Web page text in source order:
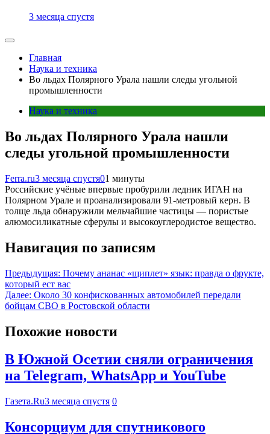
3 месяца спустя
Главная
Наука и техника
Во льдах Полярного Урала нашли следы угольной
промышленности
Наука и техника
Во льдах Полярного Урала нашли
следы угольной промышленности
Ferra.ru3 месяца спустя01 минуты
Российские учёные впервые пробурили ледник ИГАН на
Полярном Урале и проанализировали 91‑метровый керн. В
толще льда обнаружили мельчайшие частицы — пористые
алюмосиликатные сферулы и высокоуглеродистое вещество.
Навигация по записям
Предыдущая: Почему ананас «щиплет» язык: правда о фрукте,
который ест вас
Далее: Около 30 конфискованных автомобилей передали
бойцам СВО в Ростовской области
Похожие новости
В Южной Осетии сняли ограничения
на Telegram, WhatsApp и YouTube
Газета.Ru3 месяца спустя 0
Консорциум для спутникового